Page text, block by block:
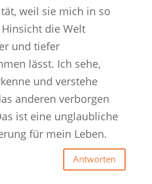
weil sie mich in so
die Welt
und tiefer
lässt. Ich sehe,
und verstehe
anderen verborgen
ist eine unglaubliche
für mein Leben.
Antworten